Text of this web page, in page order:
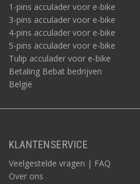
1-pins acculader voor e-bike
3-pins acculader voor e-bike
4-pins acculader voor e-bike
5-pins acculader voor e-bike
Tulip acculader voor e-bike
Betaling Bebat bedrijven
België
KLANTENSERVICE
Veelgestelde vragen | FAQ
Over ons